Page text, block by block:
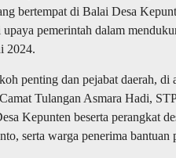
bertempat di Balai Desa
pemerintah dalam
2024.
penting dan pejabat daerah, di
Tulangan Asmara Hadi,
Kepunten beserta perangkat
serta warga penerima bantuan